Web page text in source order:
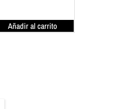
Añadir al carrito